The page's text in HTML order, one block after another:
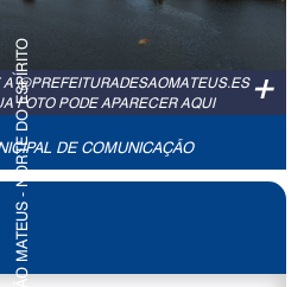
+
A @PREFEITURADESAOMATEUS.ES
FOTO PODE APARECER AQUI
DE COMUNICAÇÃO